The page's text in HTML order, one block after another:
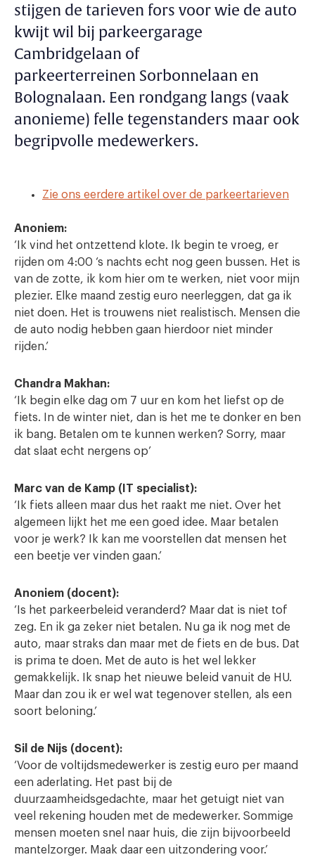
stijgen de tarieven fors voor wie de auto
kwijt wil bij parkeergarage
Cambridgelaan of
parkeerterreinen Sorbonnelaan en
Bolognalaan. Een rondgang langs (vaak
anonieme) felle tegenstanders maar ook
begripvolle medewerkers.
Zie ons eerdere artikel over de parkeertarieven
Anoniem:
‘Ik vind het ontzettend klote. Ik begin te vroeg, er
rijden om 4:00 ‘s nachts echt nog geen bussen. Het is
van de zotte, ik kom hier om te werken, niet voor mijn
plezier. Elke maand zestig euro neerleggen, dat ga ik
niet doen. Het is trouwens niet realistisch. Mensen die
de auto nodig hebben gaan hierdoor niet minder
rijden.’
Chandra Makhan:
‘Ik begin elke dag om 7 uur en kom het liefst op de
fiets. In de winter niet, dan is het me te donker en ben
ik bang. Betalen om te kunnen werken? Sorry, maar
dat slaat echt nergens op’
Marc van de Kamp (IT specialist):
‘Ik fiets alleen maar dus het raakt me niet. Over het
algemeen lijkt het me een goed idee. Maar betalen
voor je werk? Ik kan me voorstellen dat mensen het
een beetje ver vinden gaan.’
Anoniem (docent):
‘Is het parkeerbeleid veranderd? Maar dat is niet tof
zeg. En ik ga zeker niet betalen. Nu ga ik nog met de
auto, maar straks dan maar met de fiets en de bus. Dat
is prima te doen. Met de auto is het wel lekker
gemakkelijk. Ik snap het nieuwe beleid vanuit de HU.
Maar dan zou ik er wel wat tegenover stellen, als een
soort beloning.’
Sil de Nijs (docent):
‘Voor de voltijdsmedewerker is zestig euro per maand
een aderlating. Het past bij de
duurzaamheidsgedachte, maar het getuigt niet van
veel rekening houden met de medewerker. Sommige
mensen moeten snel naar huis, die zijn bijvoorbeeld
mantelzorger. Maak daar een uitzondering voor.’